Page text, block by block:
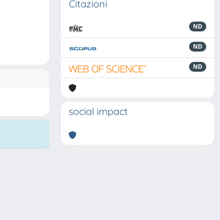
Citazioni
ND
ND
ND
social impact